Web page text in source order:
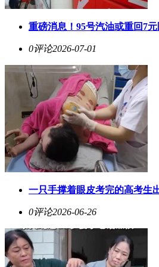
重磅消息！95号汽油或重回7
0评论2026-07-01
一只手撑着眼皮考完的高考生
0评论2026-06-26